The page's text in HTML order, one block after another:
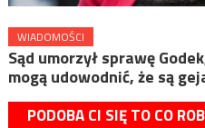
WIADOMOŚCI
Sąd umorzył sprawę
mogą udowodnić, że są
PODOBA CI SIĘ TO CO